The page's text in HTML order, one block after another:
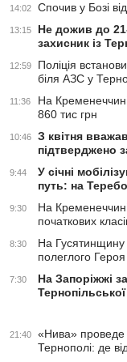
14:02 Спочив у Бозі
13:15
Не дожив до
захисник із
12:59
Поліція
біля АЗС у
11:36
На
860 тис грн
10:46
З квітня
підтверджено
9:44
У січні
путь: на
9:30
На
початкових
8:30
На
полеглого Героя
7:30
На Запоріжжі
21:40
«Нива» проведе
Тернополі: де